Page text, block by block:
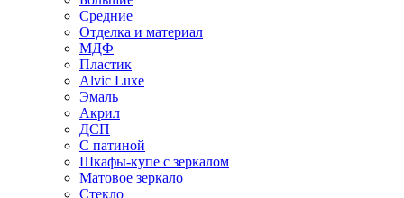
Средние
Отделка и материал
МДФ
Пластик
Alvic Luxe
Эмаль
Акрил
ДСП
С патиной
Шкафы-купе с зеркалом
Матовое зеркало
Стекло